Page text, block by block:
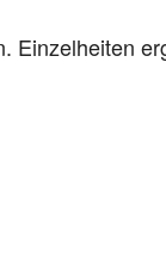
Einzelheiten